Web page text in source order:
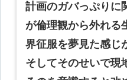
計画のガバっぷりに
が倫理観から外れる
界征服を夢見た感じ
そしてそのせいで現